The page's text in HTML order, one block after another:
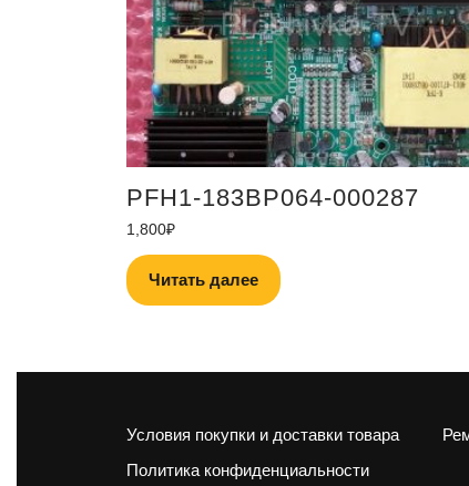
PFH1-183BP064-000287
1,800₽
Читать далее
Условия покупки и доставки товара
Политика конфиденциальности